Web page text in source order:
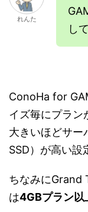
れんた
し
ConoHa for
イズ毎にプラン
大きいほどサー
SSD）が高い設
ちなみにGrand
は4GBプラン以